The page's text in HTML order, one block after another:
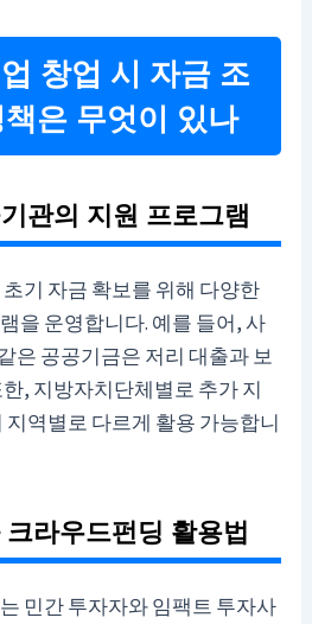
창업 시 자금 조
은 무엇이 있나
관의 지원 프로그램
기 자금 확보를 위해 다양한
을 운영합니다. 예를 들어, 사
은 공공기금은 저리 대출과 보
, 지방자치단체별로 추가 지
역별로 다르게 활용 가능합니
라우드펀딩 활용법
민간 투자자와 임팩트 투자사